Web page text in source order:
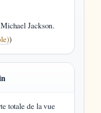
Jackson.
)
totale de la vue